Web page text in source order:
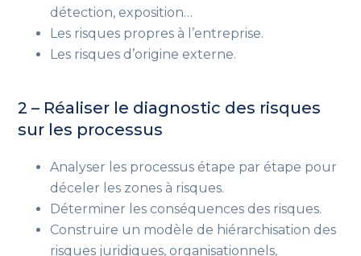
détection, exposition…
Les risques propres à l’entreprise.
Les risques d’origine externe.
2 – Réaliser le diagnostic des risques
sur les processus
Analyser les processus étape par étape pour
déceler les zones à risques.
Déterminer les conséquences des risques.
Construire un modèle de hiérarchisation des
risques juridiques, organisationnels,